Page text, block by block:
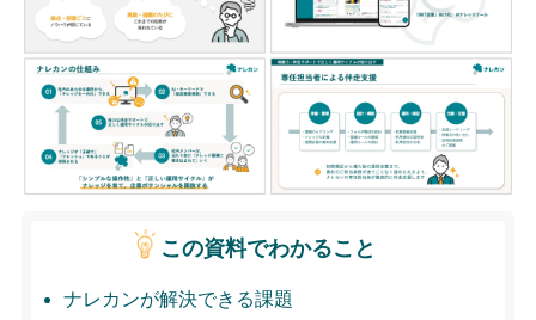
無料トライアル
ログイン
この資料でわかること
ナレカンが解決できる課題